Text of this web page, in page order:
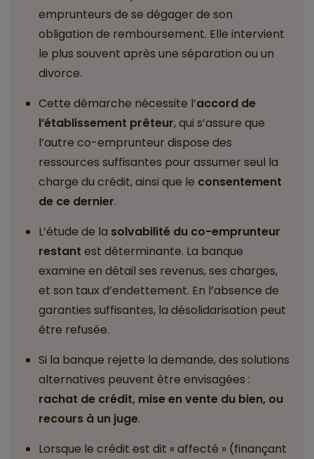
emprunteurs de se dégager de son
obligation de remboursement. Elle intervient
le plus souvent après une séparation ou un
divorce.
Cette démarche nécessite l’accord de
l’établissement prêteur, qui s’assure que
l’autre co-emprunteur dispose des
ressources suffisantes pour assumer seul la
charge du crédit, ainsi que le consentement
de ce dernier.
L’étude de la solvabilité du co-emprunteur
restant est déterminante. La banque
examine en détail ses revenus, ses charges,
et son taux d’endettement. En l’absence de
garanties suffisantes, la désolidarisation peut
être refusée.
Si la banque rejette la demande, des solutions
alternatives peuvent être envisagées :
rachat de crédit, mise en vente du bien, ou
recours à un juge.
Lorsque le crédit est dit « affecté » (finançant